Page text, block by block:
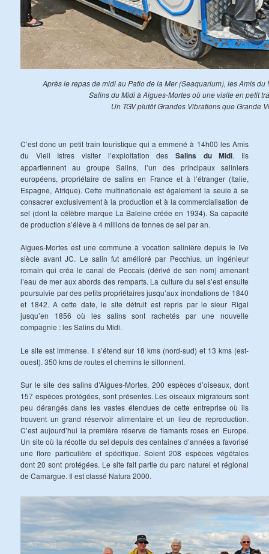
Après le repas de midi au Patio de la Mer (Seaquarium), les Amis du
Salins du Midi à Aigues-Mortes où une visite en petit
Un TGV plutôt Grandes Vibrations que Grande
C’est donc un petit train touristique qui a emmené à 14h00 les Amis
du Vieil Istres visiter l’exploitation des Salins du Midi. Ils
appartiennent au groupe Salins, l’un des principaux saliniers
européens, propriétaire de salins en France et à l’étranger (Italie,
Espagne, Afrique). Cette multinationale est également la seule à se
consacrer exclusivement à la production et à la commercialisation de
sel (dont la célèbre marque La Baleine créée en 1934). Sa capacité
de production s’élève à 4 millions de tonnes de sel par an.
Aigues-Mortes est une commune à vocation salinière depuis le IVe
siècle avant JC. Le salin fut amélioré par Pecchius, un ingénieur
romain qui créa le canal de Peccais (dérivé de son nom) amenant
l’eau de mer aux abords des remparts. La culture du sel s’est ensuite
poursuivie par des petits propriétaires jusqu’aux inondations de 1840
et 1842. A cette date, le site détruit est repris par le sieur Rigal
jusqu’en 1856 où les salins sont rachetés par une nouvelle
compagnie : les Salins du Midi.
Le site est immense. Il s’étend sur 18 kms (nord-sud) et 13 kms (est-
ouest). 350 kms de routes et chemins le sillonnent.
Sur le site des salins d’Aigues-Mortes, 200 espèces d’oiseaux, dont
157 espèces protégées, sont présentes. Les oiseaux migrateurs sont
peu dérangés dans les vastes étendues de cette entreprise où ils
trouvent un grand réservoir alimentaire et un lieu de reproduction.
C’est aujourd’hui la première réserve de flamants roses en Europe.
Un site où la récolte du sel depuis des centaines d’années a favorisé
une flore particulière et spécifique. Soient 208 espèces végétales
dont 20 sont protégées. Le site fait partie du parc naturel et régional
de Camargue. Il est classé Natura 2000.